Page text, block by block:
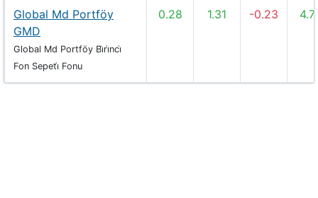
Global Md Portföy
GMD
Global Md Portföy Bi̇ri̇nci̇
Fon Sepeti̇ Fonu
0.28 1.31 -0.23